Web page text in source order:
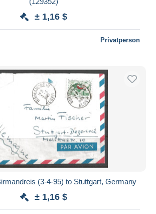
Übernehmen
± 1,16 $
Privatperson
(3-4-95) to Stuttgart, Germany
± 1,16 $